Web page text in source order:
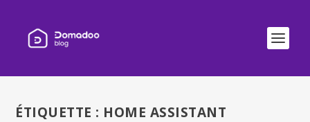
ÉTIQUETTE : HOME ASSISTANT